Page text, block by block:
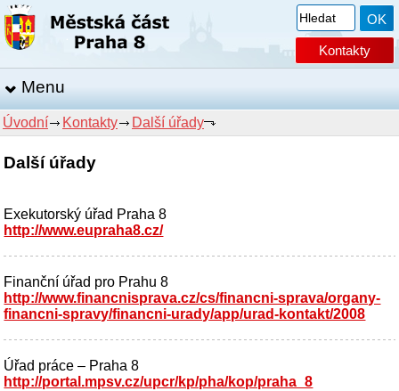
Kontakty
Menu
Úvodní Kontakty Další úřady
Další úřady
Exekutorský úřad Praha 8
http://www.eupraha8.cz/
Finanční úřad pro Prahu 8
http://www.financnisprava.cz/cs/financni-sprava/organy-
financni-spravy/financni-urady/app/urad-kontakt/2008
Úřad práce – Praha 8
http://portal.mpsv.cz/upcr/kp/pha/kop/praha_8